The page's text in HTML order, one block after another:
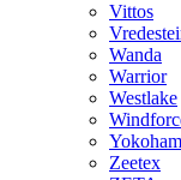
Vittos
Wanda
Warrior
Westlake
Zeetex